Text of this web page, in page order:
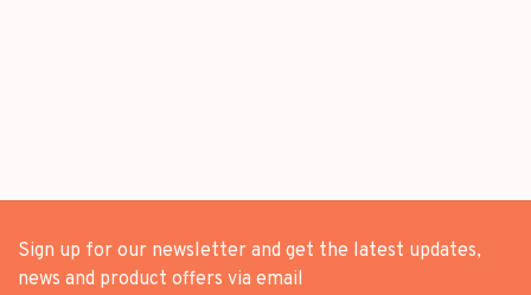
Sign up for our newsletter and get the latest updates,
news and product offers via email